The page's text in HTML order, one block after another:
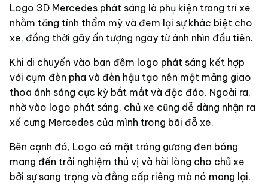
Logo 3D Mercedes phát sáng là phụ kiện trang trí xe
nhằm tăng tính thẩm mỹ và đem lại sự khác biệt cho
xe, đồng thời gây ấn tượng ngay từ ánh nhìn đầu tiên.
Khi di chuyển vào ban đêm logo phát sáng kết hợp
với cụm đèn pha và đèn hậu tạo nên một mảng giao
thoa ánh sáng cực kỳ bắt mắt và độc đáo. Ngoài ra,
nhờ vào logo phát sáng, chủ xe cũng dễ dàng nhận ra
xế cưng Mercedes của mình trong bãi đỗ xe.
Bên cạnh đó, Logo có mặt tráng gương đen bóng
mang đến trải nghiệm thú vị và hài lòng cho chủ xe
bởi sự sang trọng và đẳng cấp riêng mà nó mang lại.